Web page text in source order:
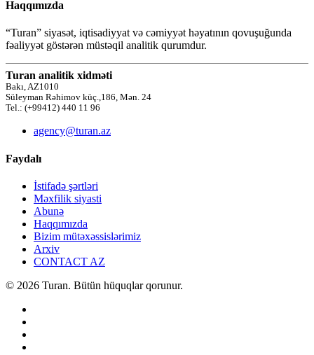
Haqqımızda
“Turan” siyasət, iqtisadiyyat və cəmiyyət həyatının qovuşuğunda
fəaliyyət göstərən müstəqil analitik qurumdur.
Turan analitik xidməti
Bakı, AZ1010
Süleyman Rəhimov küç.,186, Mən. 24
Tel.: (+99412) 440 11 96
agency@turan.az
Faydalı
İstifadə şərtləri
Məxfilik siyasti
Abunə
Haqqımızda
Bizim mütəxəssislərimiz
Arxiv
CONTACT AZ
© 2026 Turan. Bütün hüquqlar qorunur.